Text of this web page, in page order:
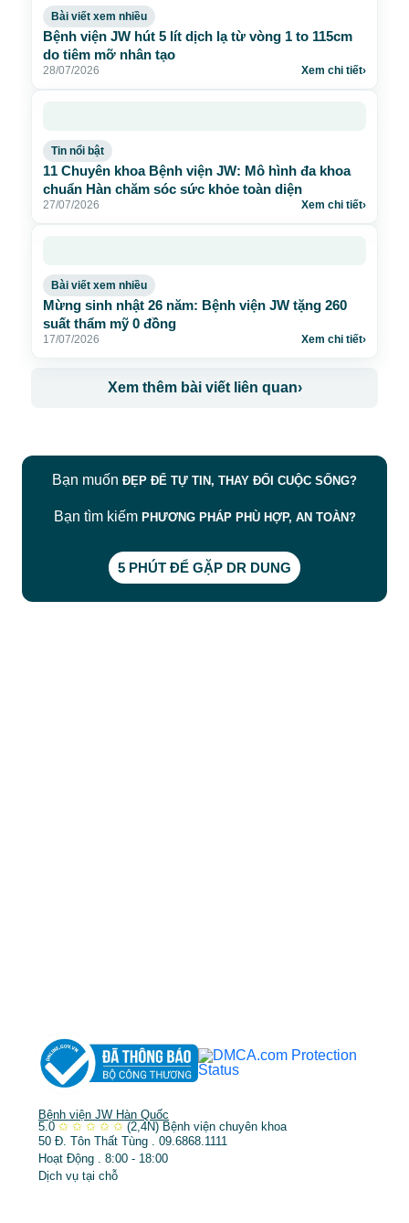
Bài viết xem nhiều
Bệnh viện JW hút 5 lít dịch lạ từ vòng 1 to 115cm
do tiêm mỡ nhân tạo
28/07/2026 Xem chi tiết›
Tin nổi bật
11 Chuyên khoa Bệnh viện JW: Mô hình đa khoa
chuẩn Hàn chăm sóc sức khỏe toàn diện
27/07/2026 Xem chi tiết›
Bài viết xem nhiều
Mừng sinh nhật 26 năm: Bệnh viện JW tặng 260
suất thẩm mỹ 0 đồng
17/07/2026 Xem chi tiết›
Xem thêm bài viết liên quan›
Bạn muốn ĐẸP ĐỂ TỰ TIN, THAY ĐỔI CUỘC SỐNG?
Bạn tìm kiếm PHƯƠNG PHÁP PHÙ HỢP, AN TOÀN?
5 PHÚT ĐỂ GẶP DR DUNG
Bệnh viện JW Hàn Quốc
5.0 ✩ ✩ ✩ ✩ ✩ (2,4N) Bệnh viện chuyên khoa
50 Đ. Tôn Thất Tùng . 09.6868.1111
Hoạt Động . 8:00 - 18:00
Dịch vụ tại chỗ